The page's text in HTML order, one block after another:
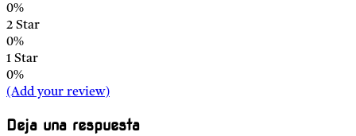
0%
2 Star
0%
1 Star
0%
(Add your review)
Deja una respuesta